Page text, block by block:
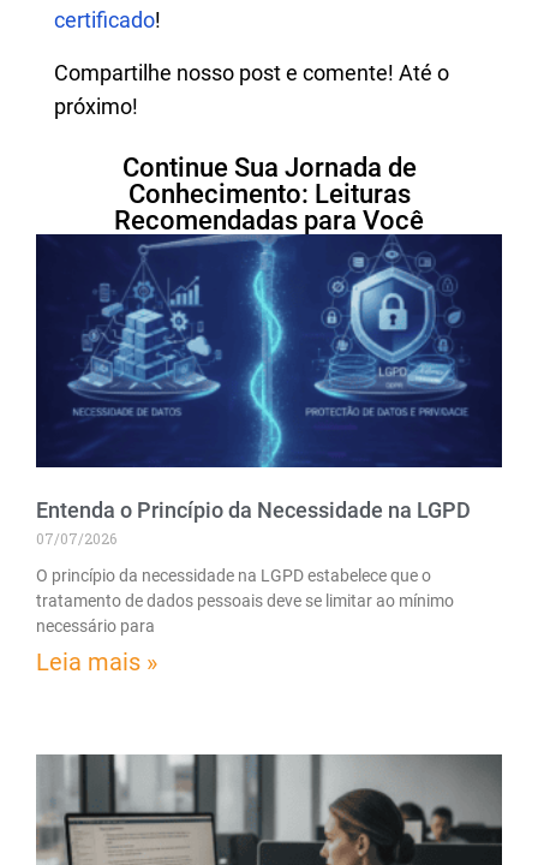
certificado!
Compartilhe nosso post e comente! Até o
próximo!
Continue Sua Jornada de
Conhecimento: Leituras
Recomendadas para Você
Entenda o Princípio da Necessidade na LGPD
07/07/2026
O princípio da necessidade na LGPD estabelece que o
tratamento de dados pessoais deve se limitar ao mínimo
necessário para
Leia mais »